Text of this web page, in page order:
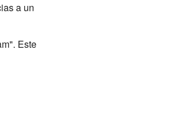
a un
Este